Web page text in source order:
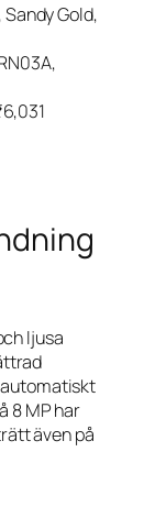
Gold,
ljusa
8 MP har
även på